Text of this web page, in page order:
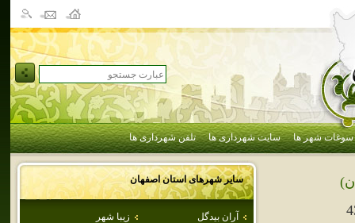
سوغات شهر ها سایت شهرداری ها تلفن شهرداری ها
سایر شهرهای استاناصفهان
آران بيدگل
زيبا شهر